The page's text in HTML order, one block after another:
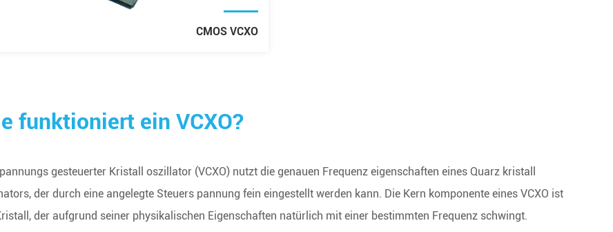
Co.,Ltd wurde
„
isierte
CMOS VCXO
funktioniert ein VCXO?
gesteuerter Kristall oszillator (VCXO) nutzt die genauen Frequenz eigenschaften eines Quarz kristall
der durch eine angelegte Steuers pannung fein eingestellt werden kann. Die Kern komponente eines VCXO ist
der aufgrund seiner physikalischen Eigenschaften natürlich mit einer bestimmten Frequenz schwingt.